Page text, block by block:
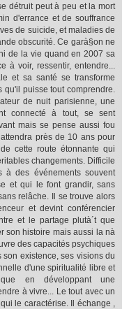
détruit peut à peu et la mort
d'errance et de souffrance
de suicide, et maladies de
obscurité. Ce garà§on ne
de la vie quand en 2007 sa
à voir, ressentir, entendre...
et sa santé se transforme
puisse tout comprendre.
de nuit parisienne, une
connecté à tout, se sent
mais se pense aussi fou
près de 10 ans pour
cette route étonnante qui
changements. Difficile
à des événements souvent
et qui le font grandir, sans
relâche. Il se trouve alors
et devint conférencier
et le partage plutà´t que
son histoire mais aussi la nà
des capacités psychiques
existence, ses visions du
d'une spiritualité libre et
en développant une
à vivre... Le tout avec un
le caractérise. Il échange ,